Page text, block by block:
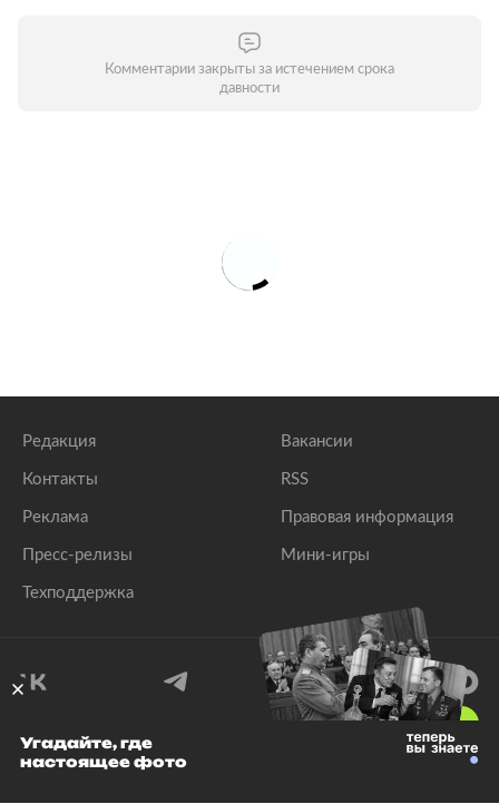
Комментарии закрыты за истечением срока
давности
Редакция
Контакты
Реклама
Пресс-релизы
Техподдержка
Вакансии
RSS
Правовая информация
Мини-игры
© 1999–2026 Все права защищены.
Угадайте, где
настоящее фото